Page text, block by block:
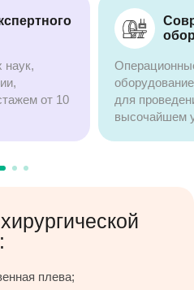
наук,
от 10
для
высочайшем
плева;